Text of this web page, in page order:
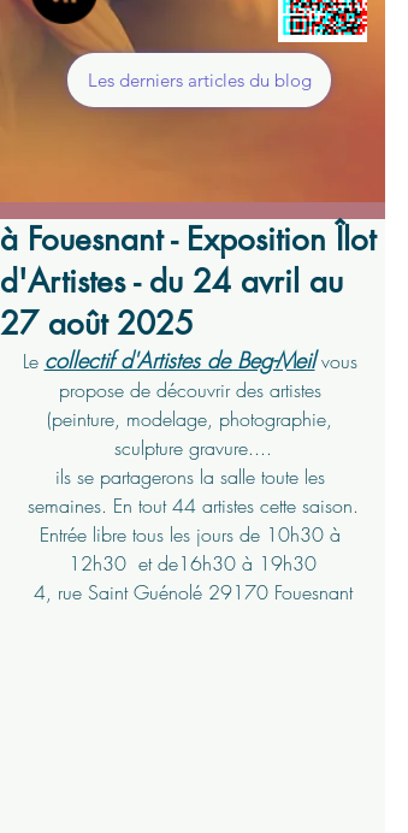
Les derniers articles du blog
à Fouesnant - Exposition Îlot
d'Artistes - du 24 avril au
27 août 2025
Le collectif d'Artistes de Beg-Meil vous
propose de découvrir des artistes
(peinture, modelage, photographie,
sculpture gravure....
ils se partagerons la salle toute les
semaines. En tout 44 artistes cette saison.
Entrée libre tous les jours de 10h30 à
12h30  et de16h30 à 19h30
4, rue Saint Guénolé 29170 Fouesnant